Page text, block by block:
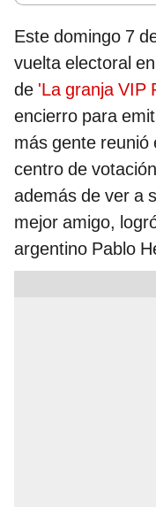
Este domingo 7
vuelta electoral
de 'La granja VIP
encierro para
más gente reunió
centro de
además de ver a
mejor amigo,
argentino Pablo